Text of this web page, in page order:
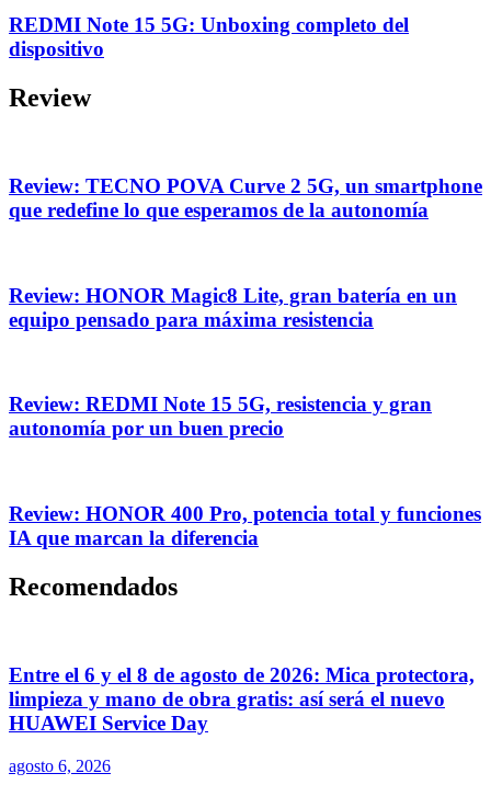
REDMI Note 15 5G: Unboxing completo del
dispositivo
Review
Review: TECNO POVA Curve 2 5G, un smartphone
que redefine lo que esperamos de la autonomía
Review: HONOR Magic8 Lite, gran batería en un
equipo pensado para máxima resistencia
Review: REDMI Note 15 5G, resistencia y gran
autonomía por un buen precio
Review: HONOR 400 Pro, potencia total y funciones
IA que marcan la diferencia
Recomendados
Entre el 6 y el 8 de agosto de 2026: Mica protectora,
limpieza y mano de obra gratis: así será el nuevo
HUAWEI Service Day
agosto 6, 2026